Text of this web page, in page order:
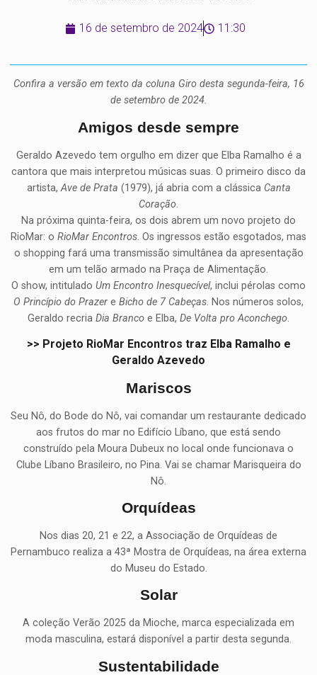
16 de setembro de 2024 11:30
Confira a versão em texto da coluna Giro desta segunda-feira, 16
de setembro de 2024.
Amigos desde sempre
Geraldo Azevedo tem orgulho em dizer que Elba Ramalho é a
cantora que mais interpretou músicas suas. O primeiro disco da
artista,Ave de Prata (1979), já abria com a clássica Canta
Coração.
Na próxima quinta-feira, os dois abrem um novo projeto do
RioMar: o RioMar Encontros. Os ingressos estão esgotados, mas
o shopping fará uma transmissão simultânea da apresentação
em um telão armado na Praça de Alimentação.
O show, intitulado Um Encontro Inesquecível, inclui pérolas como
O Princípio do Prazer e Bicho de 7 Cabeças. Nos números solos,
Geraldo recria Dia Branco e Elba, De Volta pro Aconchego.
>> Projeto RioMar Encontros traz Elba Ramalho e
Geraldo Azevedo
Mariscos
Seu Nô, do Bode do Nô, vai comandar um restaurante dedicado
aos frutos do mar no Edifício Líbano, que está sendo
construído pela Moura Dubeux no local onde funcionava o
Clube Líbano Brasileiro, no Pina. Vai se chamar Marisqueira do
Nô.
Orquídeas
Nos dias 20, 21 e 22, a Associação de Orquídeas de
Pernambuco realiza a 43ª Mostra de Orquídeas, na área externa
do Museu do Estado.
Solar
A coleção Verão 2025 da Mioche, marca especializada em
moda masculina, estará disponível a partir desta segunda.
Sustentabilidade